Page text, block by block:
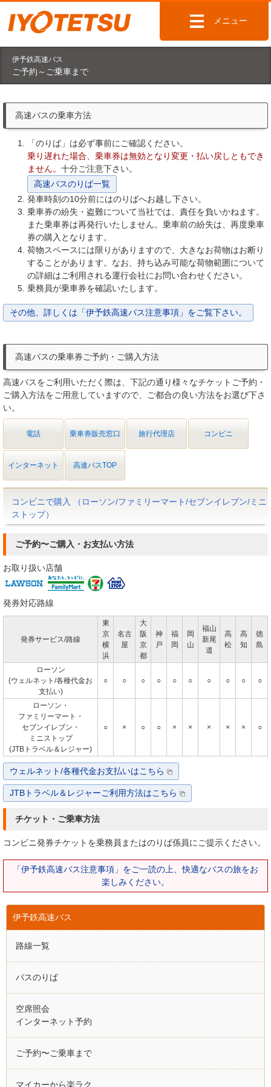
メニュー
伊予鉄高速バス
ご予約～ご乗車まで
高速バスの乗車方法
「のりば」は必ず事前にご確認ください。
乗り遅れた場合、乗車券は無効となり変更・払い戻しともでき
ません。 十分ご注意下さい。
高速バスのりば一覧
発車時刻の10分前にはのりばへお越し下さい。
乗車券の紛失・盗難について当社では、責任を負いかねます。
また乗車券は再発行いたしません。乗車前の紛失は、再度乗車
券の購入となります。
荷物スペースには限りがありますので、大きなお荷物はお断り
することがあります。なお、持ち込み可能な荷物範囲について
の詳細はご利用される運行会社にお問い合わせください。
乗務員が乗車券を確認いたします。
その他、詳しくは「伊予鉄高速バス注意事項」をご覧下さい。
高速バスの乗車券ご予約・ご購入方法
高速バスをご利用いただく際は、下記の通り様々なチケットご予約・
ご購入方法をご用意していますので、ご都合の良い方法をお選び下さ
い。
電話 乗車券販売窓口 旅行代理店 コンビニ
インターネット 高速バスTOP
コンビニで購入 （ローソン/ファミリーマート/セブンイレブン/ミニ
ストップ）
ご予約〜ご購入・お支払い方法
お取り扱い店舗
発券対応路線
発券サービス/路線
東
京
横
浜
名古
屋
大
阪
京
都
神
戸
福
岡
岡
山
福山
新尾
道
高
松
高
知
徳
島
ローソン
(ウェルネット/各種代金お
支払い)
○ ○ ○ ○ ○ ○ ○ ○ ○ ○
ローソン・
ファミリーマート・
セブンイレブン・
ミニストップ
(JTBトラベル＆レジャー)
○ × ○ ○ × × × × × ○
ウェルネット/各種代金お支払いはこちら
JTBトラベル＆レジャーご利用方法はこちら
チケット・ご乗車方法
コンビニ発券チケットを乗務員またはのりば係員にご提示ください。
「伊予鉄高速バス注意事項」をご一読の上、快適なバスの旅をお
楽しみください。
伊予鉄高速バス
路線一覧
バスのりば
空席照会
インターネット予約
ご予約〜ご乗車まで
マイカーから楽ラク